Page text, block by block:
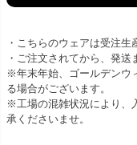
・こちらのウェアは受注生
・ご注文されてから、発送
※年末年始、ゴールデンウ
る場合がございます。
※工場の混雑状況により、
承くださいませ。